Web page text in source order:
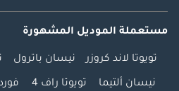
مستعملة الموديل المشهورة
تويوتا لاند كروزر نيسان باترول
نيسان ألتيما تويوتا راف 4